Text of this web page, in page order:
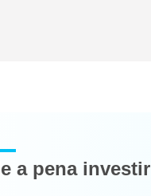
a pena investir